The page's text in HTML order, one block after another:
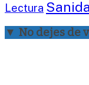
Lectura
▼ No dejes de